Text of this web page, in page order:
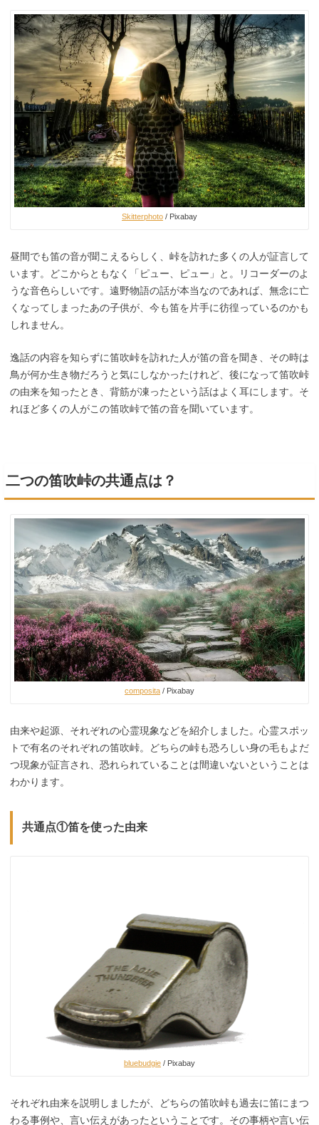
Skitterphoto / Pixabay
昼間でも笛の音が聞こえるらしく、峠を訪れた多くの人が証言して
います。どこからともなく「ピュー、ピュー」と。リコーダーのよ
うな音色らしいです。遠野物語の話が本当なのであれば、無念に亡
くなってしまったあの子供が、今も笛を片手に彷徨っているのかも
しれません。
逸話の内容を知らずに笛吹峠を訪れた人が笛の音を聞き、その時は
鳥が何か生き物だろうと気にしなかったけれど、後になって笛吹峠
の由来を知ったとき、背筋が凍ったという話はよく耳にします。そ
れほど多くの人がこの笛吹峠で笛の音を聞いています。
二つの笛吹峠の共通点は？
composita / Pixabay
由来や起源、それぞれの心霊現象などを紹介しました。心霊スポッ
トで有名のそれぞれの笛吹峠。どちらの峠も恐ろしい身の毛もよだ
つ現象が証言され、恐れられていることは間違いないということは
わかります。
共通点①笛を使った由来
bluebudgie / Pixabay
それぞれ由来を説明しましたが、どちらの笛吹峠も過去に笛にまつ
わる事例や、言い伝えがあったということです。その事柄や言い伝